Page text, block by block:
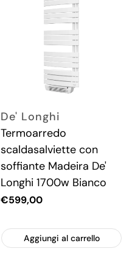
De' Longhi
Termoarredo
scaldasalviette con
soffiante Madeira De'
Longhi 1700w Bianco
Prezzo
€599,00
Aggiungi al carrello